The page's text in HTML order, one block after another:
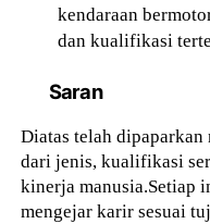
kendaraan
dan kualifikasi
Saran
Diatas telah
dari jenis, kualifikasi
kinerja manusia.Setiap
mengejar karir sesuai